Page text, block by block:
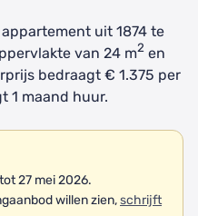
uit 1874 te
van 24 m2 en
bedraagt € 1.375 per
1 maand huur.
27 mei 2026.
willen zien,schrijft